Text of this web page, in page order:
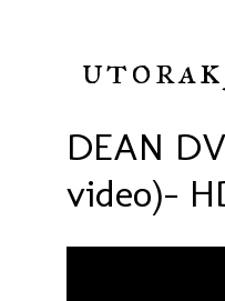
DEAN
video)-